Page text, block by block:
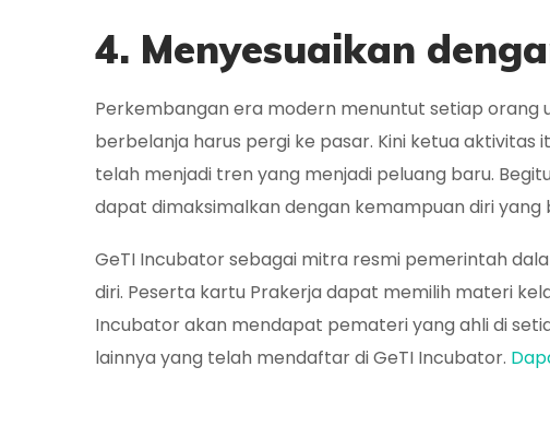
4. Menyesuaikan
Perkembangan era modern menuntut setiap orang
berbelanja harus pergi ke pasar. Kini ketua
telah menjadi tren yang menjadi peluang baru.
dapat dimaksimalkan dengan kemampuan diri
GeTI Incubator sebagai mitra resmi pemerintah
diri. Peserta kartu Prakerja dapat memilih materi
Incubator akan mendapat pemateri yang ahli di
lainnya yang telah mendaftar di GeTI Incubator.